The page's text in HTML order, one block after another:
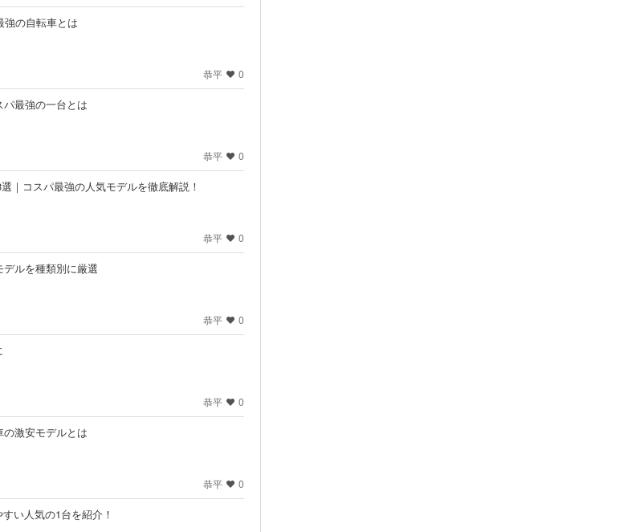
強の自転車とは
恭平 0
最強の一台とは
恭平 0
｜コスパ最強の人気モデルを徹底解説！
恭平 0
ルを種類別に厳選
恭平 0
恭平 0
激安モデルとは
恭平 0
い人気の1台を紹介！